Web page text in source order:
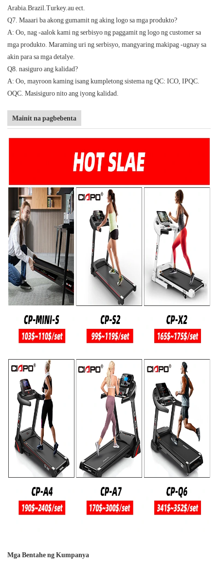
Arabia.Brazil.Turkey.au ect.
Q7. Maaari ba akong gumamit ng aking logo sa mga produkto?
A: Oo, nag -aalok kami ng serbisyo ng paggamit ng logo ng customer sa
mga produkto. Maraming uri ng serbisyo, mangyaring makipag -ugnay sa
akin para sa mga detalye.
Q8. nasiguro ang kalidad?
A: Oo, mayroon kaming isang kumpletong sistema ng QC: ICO, IPQC.
OQC. Masisiguro nito ang iyong kalidad.
Mainit na pagbebenta
Mga Bentahe ng Kumpanya